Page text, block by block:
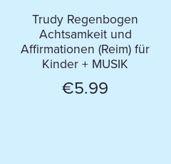
Trudy Regenbogen
Achtsamkeit und
Affirmationen (Reim) für
Kinder + MUSIK
€5.99